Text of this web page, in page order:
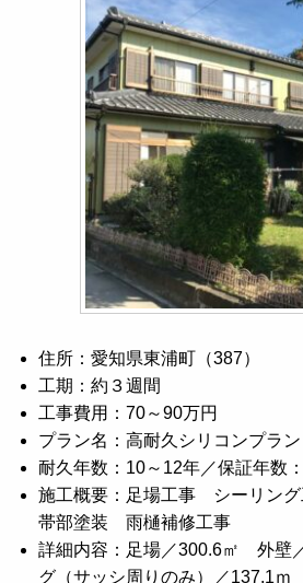
住所：愛知県東浦町（387）
工期：約３週間
工事費用：70～90万円
プラン名：高耐久シリコンプラン
耐久年数：10～12年／保証年数
施工概要：足場工事 シーリン
帯部塗装 雨樋補修工事
詳細内容：足場／300.6㎡ 外壁
グ（サッシ周りのみ）／137.1ｍ